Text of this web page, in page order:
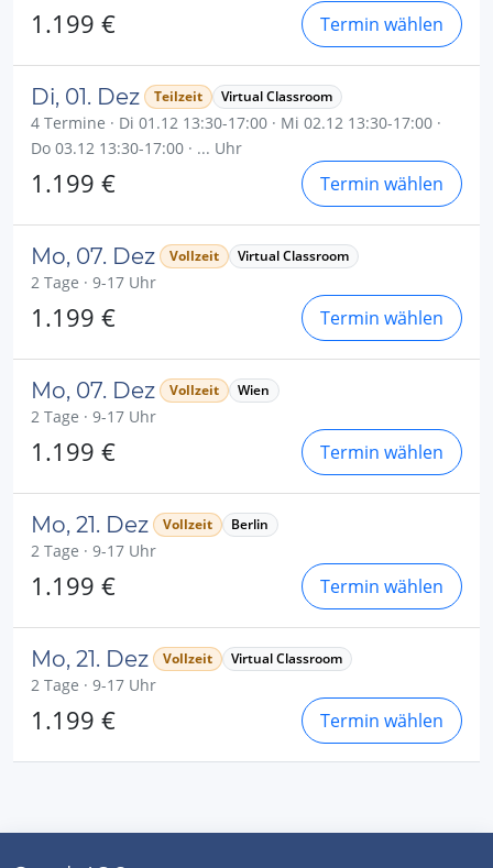
1.199 € Termin wählen
Di, 01. Dez Teilzeit Virtual Classroom
4 Termine · Di 01.12 13:30-17:00 · Mi 02.12 13:30-17:00 ·
Do 03.12 13:30-17:00 · ... Uhr
1.199 € Termin wählen
Mo, 07. Dez Vollzeit Virtual Classroom
2 Tage · 9-17 Uhr
1.199 € Termin wählen
Mo, 07. Dez Vollzeit Wien
2 Tage · 9-17 Uhr
1.199 € Termin wählen
Mo, 21. Dez Vollzeit Berlin
2 Tage · 9-17 Uhr
1.199 € Termin wählen
Mo, 21. Dez Vollzeit Virtual Classroom
2 Tage · 9-17 Uhr
1.199 € Termin wählen